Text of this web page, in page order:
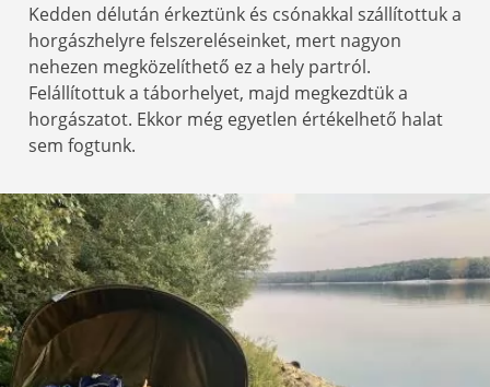
Kedden délután érkeztünk és csónakkal szállítottuk a
horgászhelyre felszereléseinket, mert nagyon
nehezen megközelíthető ez a hely partról.
Felállítottuk a táborhelyet, majd megkezdtük a
horgászatot. Ekkor még egyetlen értékelhető halat
sem fogtunk.